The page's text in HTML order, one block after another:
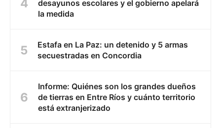
desayunos escolares y el gobierno apelará
la medida
Estafa en La Paz: un detenido y 5 armas
secuestradas en Concordia
Informe: Quiénes son los grandes dueños
de tierras en Entre Ríos y cuánto territorio
está extranjerizado